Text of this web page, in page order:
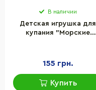
В наличии
Детская игрушка для
купания "Морские
155 грн.
Купить